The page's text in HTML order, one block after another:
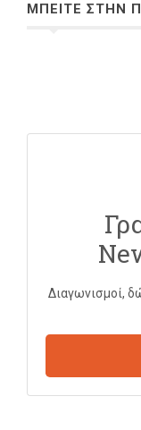
ΜΠΕΙΤΕ ΣΤΗΝ
Διαγωνισμοί,